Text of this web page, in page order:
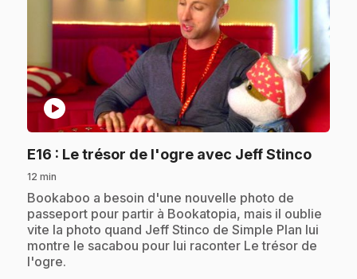
play_circle
E16 : Le trésor de l'ogre avec Jeff Stinco.
12 min
.Bookaboo a besoin d'une nouvelle photo de
passeport pour partir à Bookatopia, mais il oublie
vite la photo quand Jeff Stinco de Simple Plan lui
montre le sacabou pour lui raconter Le trésor de
l'ogre.